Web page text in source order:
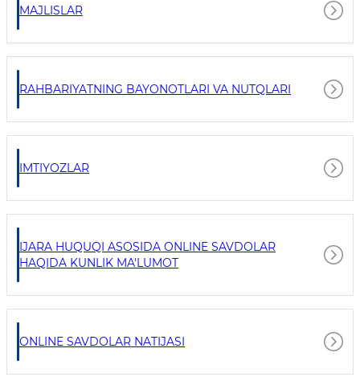
MAJLISLAR
RAHBARIYATNING BAYONOTLARI VA NUTQLARI
IMTIYOZLAR
IJARA HUQUQI ASOSIDA ONLINE SAVDOLAR
HAQIDA KUNLIK MA'LUMOT
ONLINE SAVDOLAR NATIJASI